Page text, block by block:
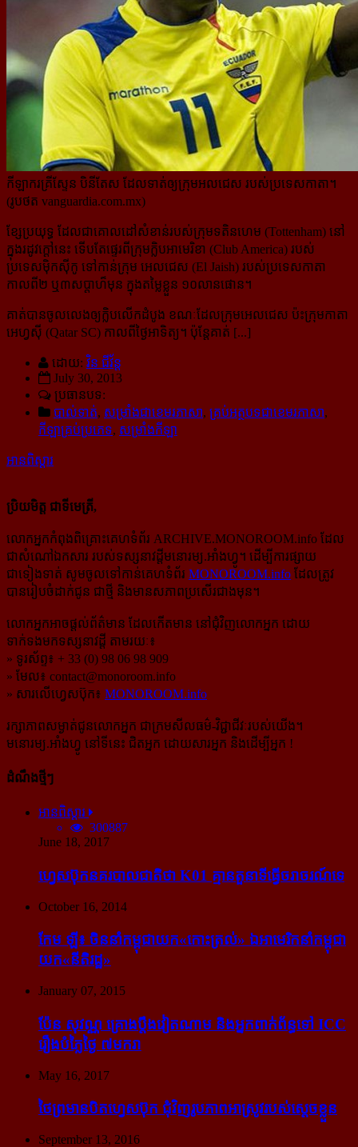
កីឡាករគ្រីស្ទែន បិនីតែស ដែលទាត់ឲ្យក្រុមអលជេស របស់ប្រទេសកាតា។
(រូបថត vanguardia.com.mx)
ខ្សែប្រយុទ្ធ ដែលជាគោលដៅសំខាន់របស់ក្រុមទតិនហេម (Tottenham) នៅ
ក្នុងរដូវក្តៅនេះ ទើបតែផ្ទេរពី​ក្រុម​ក្លិបអាមេរិខា (Club America) របស់
ប្រទេសម៉ិកស៊ីកូ ទៅកាន់ក្រុម អេលជេស (El Jaish) របស់ប្រទេសកាតា
កាលពី២ ឬ៣សប្តាហ៏មុន ក្នុងតម្លៃខ្លួន ១០លានផោន។
គាត់បានចូលលេងឲ្យក្លិបលើកដំបូង ខណៈដែលក្រុមអេលជេស ប៉ះក្រុមកាតា
អេហ្វស៊ី (Qatar SC) កាលពីថ្ងៃអាទិត្យ។ ប៉ុន្តែគាត់ [...]
ដោយ: វិន ជីវ័ន្ត
July 30, 2013
ប្រធានបទ:
បាល់ទាត់, សម្រាំងជាខេមរភាសា, គ្រប់អត្ថបទជាខេមរភាសា,
កីឡាគ្រប់ប្រភេទ, សម្រាំងកីឡា
អានពិស្ដារ
ប្រិយមិត្ត ជាទីមេត្រី,
លោកអ្នកកំពុងពិគ្រោះគេហទំព័រ ARCHIVE.MONOROOM.info ដែល
ជាសំណៅឯកសារ របស់ទស្សនាវដ្ដីមនោរម្យ.អាំងហ្វូ។ ដើម្បីការផ្សាយ
ជាទៀងទាត់ សូមចូលទៅកាន់​គេហទំព័រ MONOROOM.info ដែលត្រូវ
បានរៀបចំដាក់ជូន ជាថ្មី និងមានសភាពប្រសើរជាងមុន។
លោកអ្នកអាចផ្ដល់ព័ត៌មាន ដែលកើតមាន នៅជុំវិញលោកអ្នក ដោយ
ទាក់ទងមកទស្សនាវដ្ដី តាមរយៈ៖
» ទូរស័ព្ទ៖ + 33 (0) 98 06 98 909
» មែល៖ contact@monoroom.info
» សារលើហ្វេសប៊ុក៖ MONOROOM.info
រក្សាភាពសម្ងាត់ជូនលោកអ្នក ជាក្រមសីលធម៌-​វិជ្ជាជីវៈ​របស់យើង។
មនោរម្យ.អាំងហ្វូ នៅទីនេះ ជិតអ្នក ដោយសារអ្នក និងដើម្បីអ្នក !
ដំណឹងថ្មីៗ
អានពិស្ដារ
300887
June 18, 2017
ហ្វេសប៊ុក​នគរបាល​ជាតិ​ថា K01 គ្មាន​តួនាទី​ធ្វើ​ចរាចរណ៍​ទេ
October 16, 2014
កែម ឡី៖ ចិន​នាំ​កម្ពុជា​យក​«កោះ​ត្រល់» ឯ​អាមេរិក​នាំ​កម្ពុជា​
យក​«នីតិរដ្ឋ»
January 07, 2015
ប៉ែន សុវណ្ណ គ្រោង​ប្តឹង​វៀតណាម និង​អ្នក​ពាក់​ព័ន្ធ​ទៅ ICC
រឿង​បំភ្លៃ​ថ្ងៃ ៧​មករា
May 16, 2017
ថៃ​ព្រមាន​បិត​ហ្វេសប៊ុក ជុំ​វិញ​រូបភាព​អាស្រូវ​របស់​ស្ដេច​ខ្លួន
September 13, 2016